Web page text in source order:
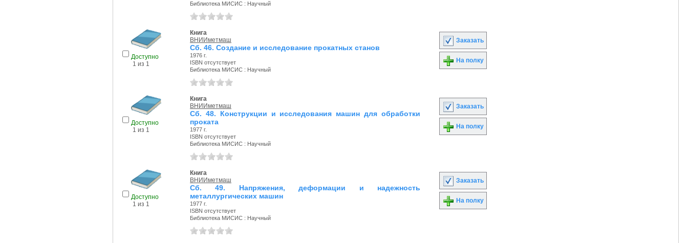
Библиотека МИСИС : Научный
Доступно
1 из 1
Книга
ВНИИметмаш
Сб. 46. Создание и исследование прокатных станов
1976 г.
ISBN отсутствует
Библиотека МИСИС : Научный
Заказать
На полку
Доступно
1 из 1
Книга
ВНИИметмаш
Сб. 48. Конструкции и исследования машин для обработки
проката
1977 г.
ISBN отсутствует
Библиотека МИСИС : Научный
Заказать
На полку
Доступно
1 из 1
Книга
ВНИИметмаш
Сб. 49. Напряжения, деформации и надежность
металлургических машин
1977 г.
ISBN отсутствует
Библиотека МИСИС : Научный
Заказать
На полку